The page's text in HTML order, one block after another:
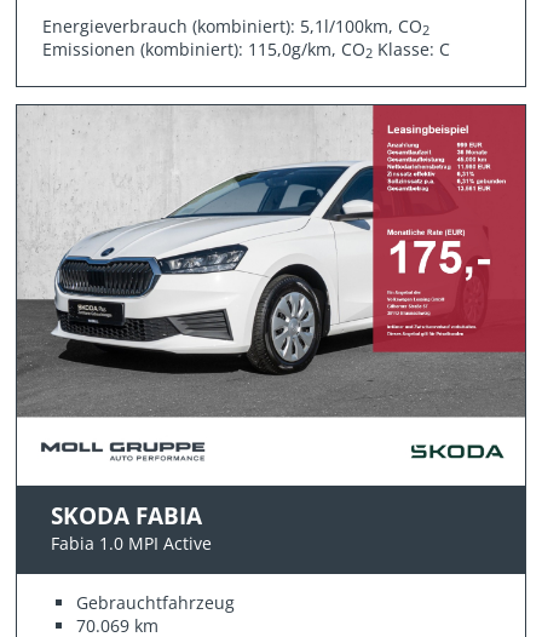
Energieverbrauch (kombiniert): 5,1l/100km, CO2
Emissionen (kombiniert): 115,0g/km, CO2 Klasse: C
SKODA FABIA
Fabia 1.0 MPI Active
Gebrauchtfahrzeug
70.069 km